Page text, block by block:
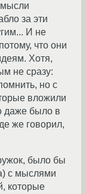
за эти
И не
что они
Хотя,
не сразу:
но с
вложили
даже было в
же говорил,
было бы
с мыслями
которые